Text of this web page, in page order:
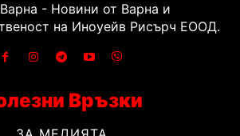
- Новини от Варна и
на Иноуейв Рисърч ЕООД.
Връзки